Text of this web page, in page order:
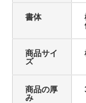
書体
商品サイ
ズ
商品の厚
み